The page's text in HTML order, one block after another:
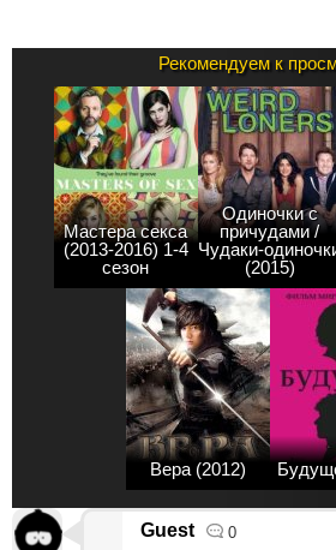
Рекомендуем к
Мастера секса
(2013-2016) 1-4
сезон
Одиночки с
причудами /
Чудаки-
(2015)
Вера (2012)
Guest 0